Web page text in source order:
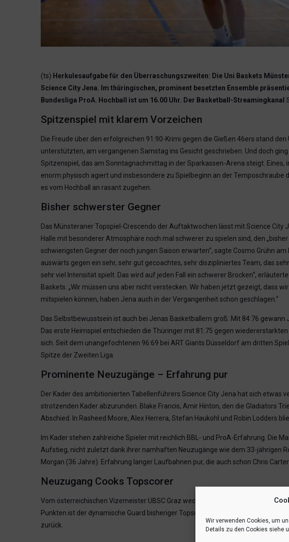
Wir verwenden Cookies, um
Details zu den Cookies siehe
(ts) Herkulesaufgabe für den Überraschungszweiten: Die Uni Baskets
Science City Jena. Im thüringischen, prominent besetzten Ensemble
Bundesliga ProA. Hochball ist um 16.00 Uhr. Der Basketball-Streamingkanal
Spitzenspiel mit klarem Vorzeichen
Die Freude über den erfolgreichen 91:90-Krimi gegen die Gießen 46ers stand
unterstützten, am vergangenen Samstag ins Gesicht geschrieben. Und doch
Spitzenspiel, das am Sonntagnachmittag in der Sparkassen-Arena steigt.
enorm physisch agiert und insbesondere zu Spielbeginn an der
es vom Hochball an rasant zugehen.
Bisher schwerster Gegner
Das Münsteraner Topspiel-Crescendo der Auftaktwochen lässt mit Science City
Halle mit besonderer Atmosphäre noch mal schwerer zu spielen sind, den
schwierigsten Gegner der noch jungen Saison erwarten“, sagte Cosmo Grühn am
auswärts gegen ein sehr, sehr gut gecoachtes, sehr diszipliniertes Team, das
sehr viel Intensität spielt. Das wird auf jeden Fall ein schwerer Brocken“,
Baskets. „Wir müssen uns aber nicht verstecken. Wir haben jetzt gezeigt, dass
mitspielen können, haben Jena auch in der Vergangenheit schon geschlagen.“
Das Selbstbewusstsein ist auch bei Jenas Basketballern groß: Mit 84:76 gewann
Das erste Heimspiel entschieden die Thüringer mit 81:75 gegen
sich. Seit dem unangefochtenen 96:69 bei ART Giants Düsseldorf am dritten
Spitze der Zweiten Liga.
Prominente Neuzugänge – Erfahrung pur
Der Kader des ambitionierten Tabellenführers Science City Jena hat sich
strotzenden Kader abzurunden. Blake Francis, Amir Hinton, den die Gladiators
Abschied. In Rasheed Moore, Alex Herrera, Stefan Haukohl und Robin Lodders
Im Kader stehen zahlreiche Spieler mit reichlich BBL- und ProA-Erfahrung. Die
Aufstieg, nicht zuletzt dank ihrer namhaften Neuzugänge wie dem 33-jährigen
Morgan (36 Jahre). Erfahrung langer Laufbahnen pur, die auch schon Chris
Neuzugang Cooks Topscorer
Vom österreichischen Vizemeister UBSC Graz wechselte der US-Amerikaner
Punkten ist der dynamische Guard bisheriger Topscorer der Thüringer. Von
zurück.